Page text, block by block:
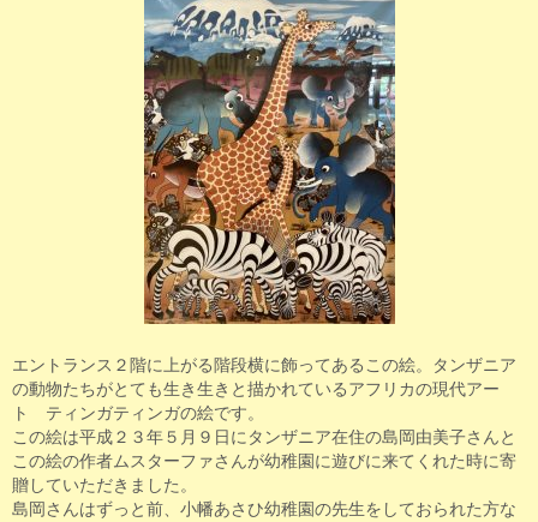
エントランス２階に上がる階段横に飾ってあるこの絵。タンザニア
の動物たちがとても生き生きと描かれているアフリカの現代アー
ト ティンガティンガの絵です。
この絵は平成２３年５月９日にタンザニア在住の島岡由美子さんと
この絵の作者ムスターファさんが幼稚園に遊びに来てくれた時に寄
贈していただきました。
島岡さんはずっと前、小幡あさひ幼稚園の先生をしておられた方な